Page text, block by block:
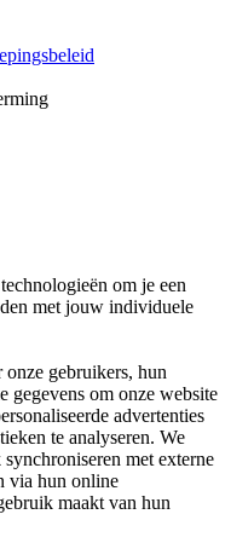
om je een
met jouw individuele
gebruikers, hun
gegevens om onze website
advertenties
te analyseren. We
met externe
via hun online
maakt van hun